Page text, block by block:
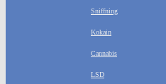
Sniffning
Kokain
Cannabis
LSD